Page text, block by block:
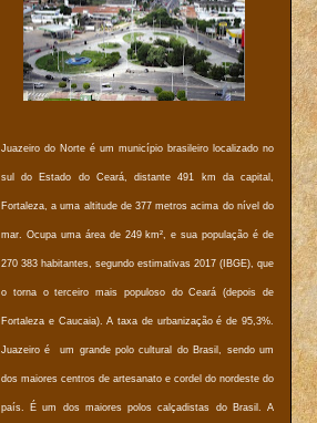
Juazeiro do Norte é um município brasileiro localizado no
sul do Estado do Ceará, distante 491 km da capital,
Fortaleza, a uma altitude de 377 metros acima do nível do
mar. Ocupa uma área de 249 km², e sua população é de
270 383 habitantes, segundo estimativas 2017 (IBGE), que
o torna o terceiro mais populoso do Ceará (depois de
Fortaleza e Caucaia). A taxa de urbanização é de 95,3%.
Juazeiro é um grande polo cultural do Brasil, sendo um
dos maiores centros de artesanato e cordel do nordeste do
país. É um dos maiores polos calçadistas do Brasil. A